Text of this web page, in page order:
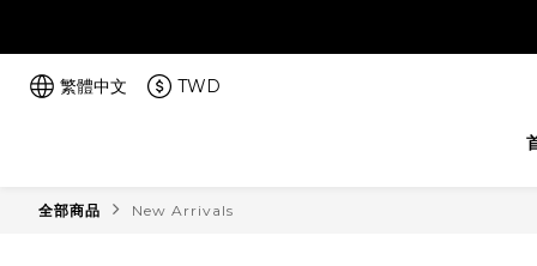
繁體中文 TWD
全部商品 New Arrivals